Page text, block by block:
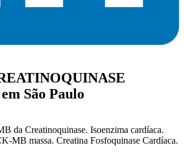
São Paulo
da Creatinoquinase. Isoenzima cardíaca.
MB massa. Creatina Fosfoquinase Cardíaca.